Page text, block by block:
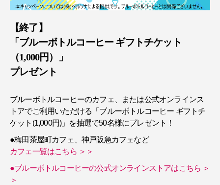
【終了】
「ブルーボトルコーヒー ギフトチケット
（1,000円）」
プレゼント
ブルーボトルコーヒーのカフェ、または公式オンラインス
トアでご利用いただける「ブルーボトルコーヒー ギフトチ
ケット(1,000円)」を抽選で50名様にプレゼント！
●梅田茶屋町カフェ、神戸阪急カフェなど
カフェ一覧はこちら ＞＞
●ブルーボトルコーヒーの公式オンラインストアはこちら ＞
＞